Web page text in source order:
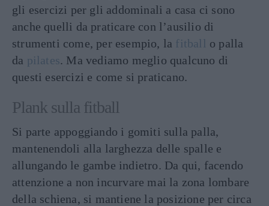
gli esercizi per gli addominali a casa ci sono
anche quelli da praticare con l’ausilio di
strumenti come, per esempio, la fitball o palla
da pilates. Ma vediamo meglio qualcuno di
questi esercizi e come si praticano.
Plank sulla fitball
Si parte appoggiando i gomiti sulla palla,
mantenendoli alla larghezza delle spalle e
allungando le gambe indietro. Da qui, facendo
attenzione a non incurvare mai la zona lombare
della schiena, si mantiene la posizione per circa